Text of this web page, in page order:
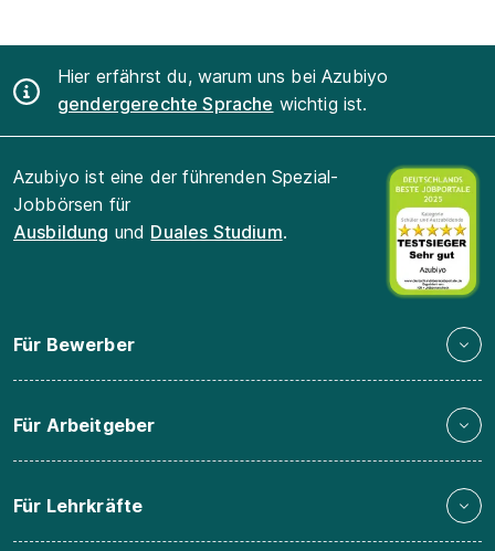
Hier erfährst du, warum uns bei Azubiyo
gendergerechte Sprache wichtig ist.
Azubiyo ist eine der führenden Spezial-
Jobbörsen für
Ausbildung und Duales Studium.
Für Bewerber
Für Arbeitgeber
Für Lehrkräfte